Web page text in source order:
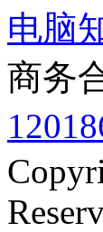
电脑
商务